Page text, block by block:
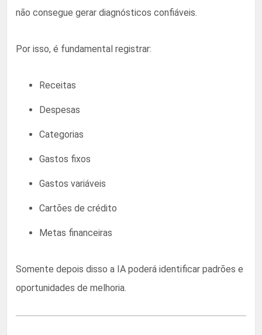
não consegue gerar diagnósticos confiáveis.
Por isso, é fundamental registrar:
Receitas
Despesas
Categorias
Gastos fixos
Gastos variáveis
Cartões de crédito
Metas financeiras
Somente depois disso a IA poderá identificar padrões e
oportunidades de melhoria.